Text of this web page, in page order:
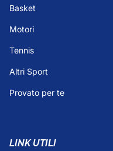
Basket
Motori
Tennis
Altri Sport
Provato per te
LINK UTILI